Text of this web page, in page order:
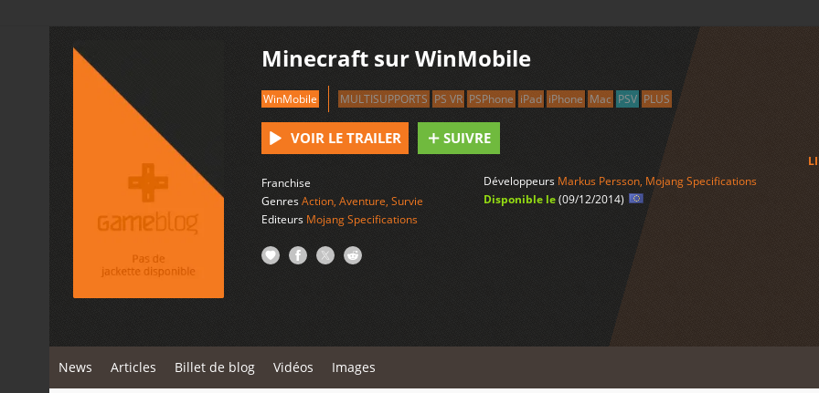
Minecraft sur WinMobile
WinMobile MULTISUPPORTS PS VR PSPhone iPad iPhone Mac PSV PLUS
VOIR LE TRAILER SUIVRE
Franchise
GenresAction, Aventure, Survie
Editeurs Mojang Specifications
Développeurs Markus Persson, Mojang Specifications
Disponible le(09/12/2014)
News Articles Billet de blog Vidéos Images